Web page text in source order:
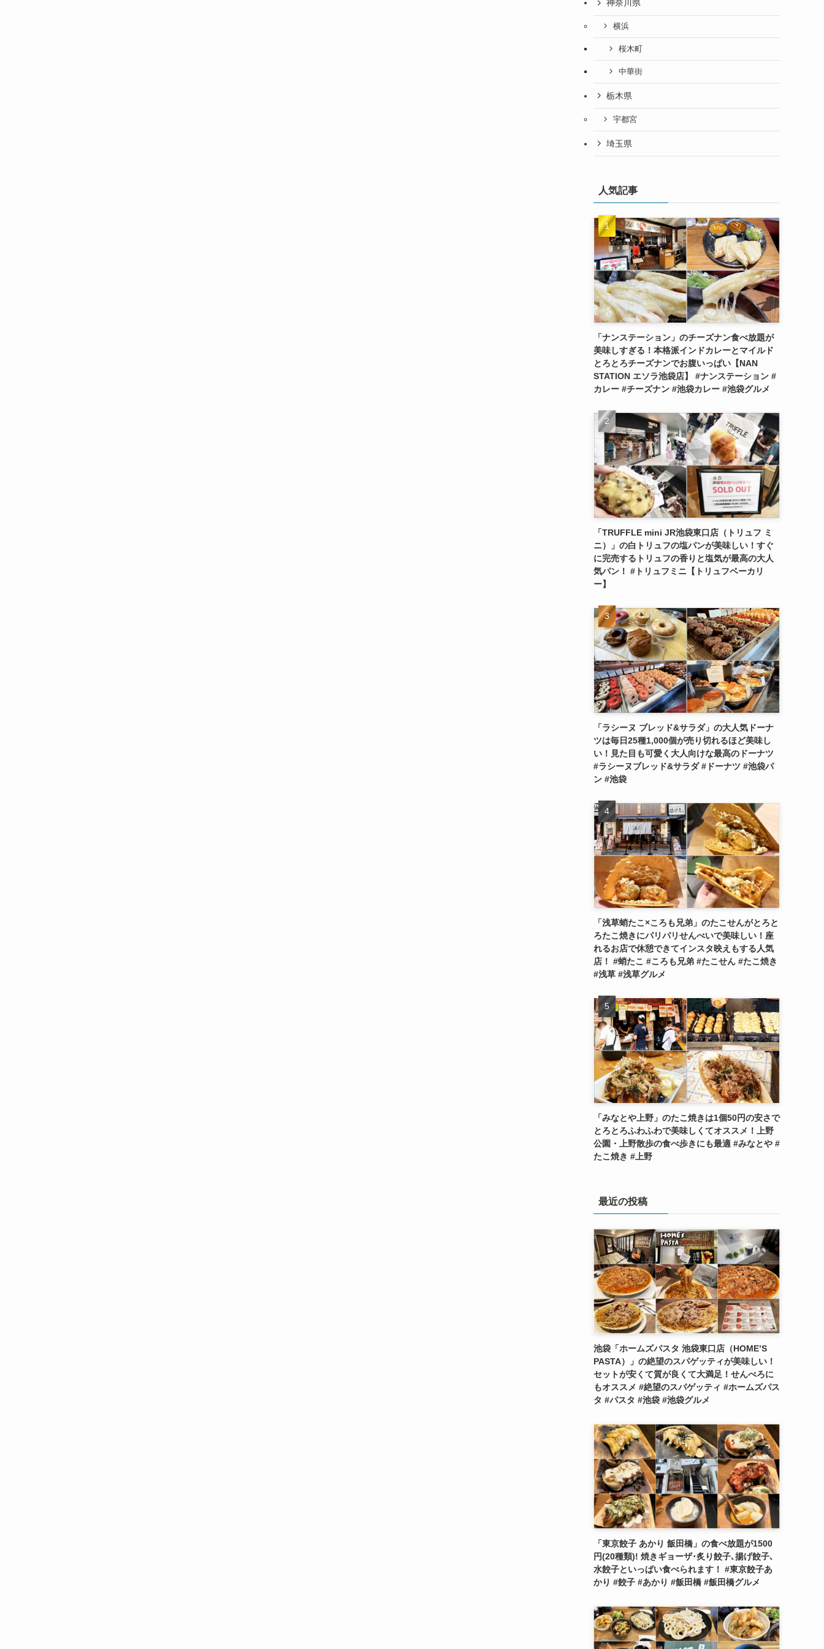
神奈川県
横浜
桜木町
中華街
栃木県
宇都宮
埼玉県
人気記事
「ナンステーション」のチーズナン食べ放題が
美味しすぎる！本格派インドカレーとマイルド
とろとろチーズナンでお腹いっぱい【NAN
STATION エソラ池袋店】 #ナンステーション #
カレー #チーズナン #池袋カレー #池袋グルメ
「TRUFFLE mini JR池袋東口店（トリュフ ミ
ニ）」の白トリュフの塩パンが美味しい！すぐ
に完売するトリュフの香りと塩気が最高の大人
気パン！ #トリュフミニ【トリュフベーカリ
ー】
「ラシーヌ ブレッド&サラダ」の大人気ドーナ
ツは毎日25種1,000個が売り切れるほど美味し
い！見た目も可愛く大人向けな最高のドーナツ
#ラシーヌブレッド&サラダ #ドーナツ #池袋パ
ン #池袋
「浅草蛸たこ×ころも兄弟」のたこせんがとろと
ろたこ焼きにパリパリせんべいで美味しい！座
れるお店で休憩できてインスタ映えもする人気
店！ #蛸たこ #ころも兄弟 #たこせん #たこ焼き
#浅草 #浅草グルメ
「みなとや上野」のたこ焼きは1個50円の安さで
とろとろふわふわで美味しくてオススメ！上野
公園・上野散歩の食べ歩きにも最適 #みなとや #
たこ焼き #上野
最近の投稿
池袋「ホームズパスタ 池袋東口店（HOME’S
PASTA）」の絶望のスパゲッティが美味しい！
セットが安くて質が良くて大満足！せんべろに
もオススメ #絶望のスパゲッティ #ホームズパス
タ #パスタ #池袋 #池袋グルメ
「東京餃子 あかり 飯田橋」の食べ放題が1500
円(20種類)! 焼きギョーザ･炙り餃子､揚げ餃子､
水餃子といっぱい食べられます！ #東京餃子あ
かり #餃子 #あかり #飯田橋 #飯田橋グルメ